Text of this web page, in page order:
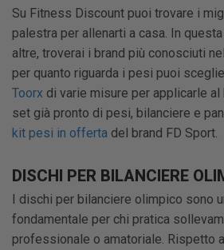
Su Fitness Discount puoi trovare i
palestra per allenarti a casa. In
altre, troverai i brand più conosciuti
per quanto riguarda i pesi puoi
Toorx di varie misure per applicarle al
set già pronto di pesi, bilanciere e
kit pesi in offerta del brand FD Sport.
DISCHI PER BILANCIERE
I dischi per bilanciere olimpico sono
fondamentale per chi pratica
professionale o amatoriale. Rispetto